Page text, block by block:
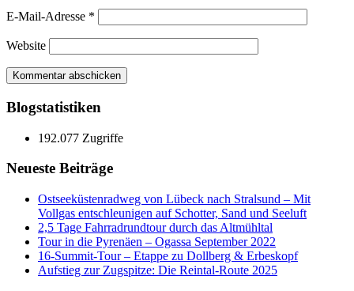
E-Mail-Adresse *
Website
Blogstatistiken
192.077 Zugriffe
Neueste Beiträge
Ostseeküstenradweg von Lübeck nach Stralsund – Mit
Vollgas entschleunigen auf Schotter, Sand und Seeluft
2,5 Tage Fahrradrundtour durch das Altmühltal
Tour in die Pyrenäen – Ogassa September 2022
16‑Summit‑Tour – Etappe zu Dollberg & Erbeskopf
Aufstieg zur Zugspitze: Die Reintal-Route 2025